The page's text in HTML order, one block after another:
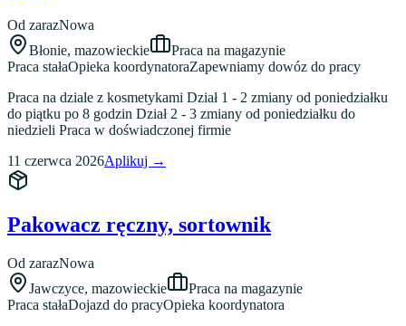
Od zarazNowa
Błonie, mazowieckie
Praca na magazynie
Praca stałaOpieka koordynatoraZapewniamy dowóz do pracy
Praca na dziale z kosmetykami Dział 1 - 2 zmiany od poniedziałku
do piątku po 8 godzin Dział 2 - 3 zmiany od poniedziałku do
niedzieli Praca w doświadczonej firmie
11 czerwca 2026Aplikuj →
Pakowacz ręczny, sortownik
Od zarazNowa
Jawczyce, mazowieckie
Praca na magazynie
Praca stałaDojazd do pracyOpieka koordynatora